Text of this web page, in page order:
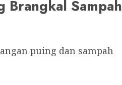
Brangkal Sampah
puing dan sampah